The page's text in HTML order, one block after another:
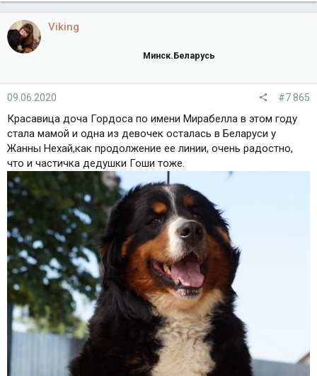
а
к
ц
и
Viking
Минск.Беларусь
09.06.2020 #7 865
Красавица доча Гордоса по имени Мирабелла в этом году
стала мамой и одна из девочек осталась в Беларуси у
Жанны Нехай,как продолжение ее линии, очень радостно,
что и частичка дедушки Гоши тоже.